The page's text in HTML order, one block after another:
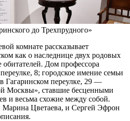
до Трехпрудного»
комнате рассказывает
как о наследнице двух родовых
обитателей. Дом профессора
8; городское имение семьи
Гагаринском переулке, 29 —
Москвы», ставшие бесценными
и весьма схожие между собой.
Марина Цветаева, и Сергей Эфрон